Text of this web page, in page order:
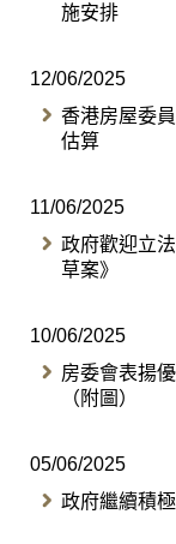
施安排
12/06/2025
香港房屋委
估算
11/06/2025
政府歡迎立
草案》
10/06/2025
房委會表揚
（附圖）
05/06/2025
政府繼續積